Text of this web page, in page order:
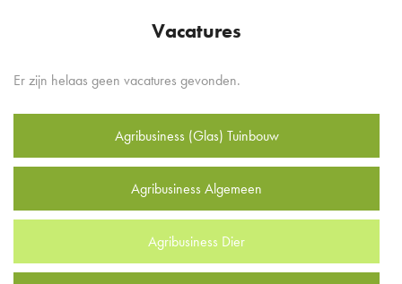
Vacatures
Er zijn helaas geen vacatures gevonden.
Agribusiness (Glas) Tuinbouw
Agribusiness Algemeen
Agribusiness Dier